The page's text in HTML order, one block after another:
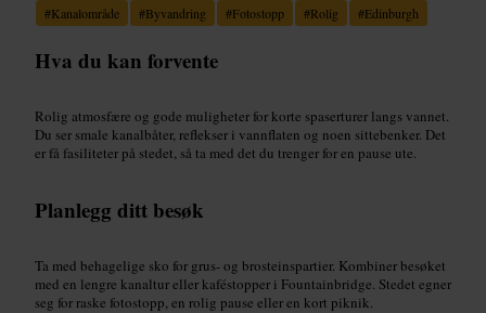
#Kanalområde #Byvandring #Fotostopp #Rolig #Edinburgh
Hva du kan forvente
Rolig atmosfære og gode muligheter for korte spaserturer langs vannet.
Du ser smale kanalbåter, reflekser i vannflaten og noen sittebenker. Det
er få fasiliteter på stedet, så ta med det du trenger for en pause ute.
Planlegg ditt besøk
Ta med behagelige sko for grus- og brosteinspartier. Kombiner besøket
med en lengre kanaltur eller kaféstopper i Fountainbridge. Stedet egner
seg for raske fotostopp, en rolig pause eller en kort piknik.